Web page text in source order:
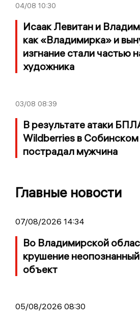
04/08 10:30
Исаак Левитан и
как «Владимирка» и
изгнание стали частью
художника
03/08 08:39
В результате атаки
Wildberries в
пострадал мужчина
Главные новости
07/08/2026 14:34
Во Владимирской
крушение
объект
05/08/2026 08:30